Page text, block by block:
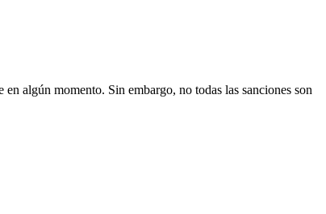
algún momento. Sin embargo, no todas las sanciones son